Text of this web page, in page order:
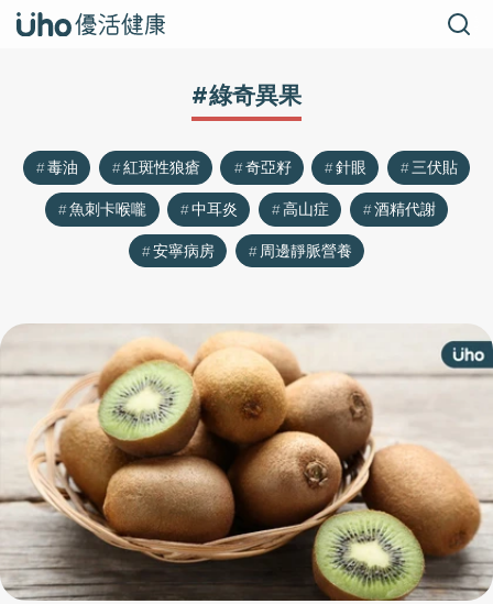
#綠奇異果
毒油 紅斑性狼瘡 奇亞籽 針眼
三伏貼
魚刺卡喉嚨
中耳炎 高山症
酒精代謝
安寧病房
周邊靜脈營養